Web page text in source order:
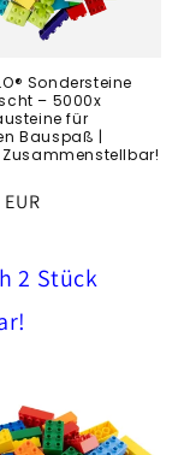
Sondersteine
– 5000x
für
Bauspaß |
2 Stück